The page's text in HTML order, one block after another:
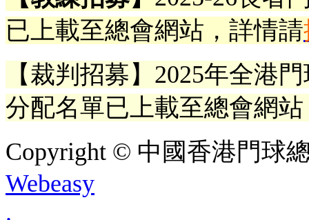
已上載至總會網站，詳情請
【 裁判 招募】 2025年全港
分配名單已上載至總會網站
Copyright © 中國香港門球
Webeasy
.